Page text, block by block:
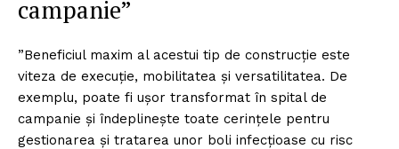
campanie”
”Beneficiul maxim al acestui tip de construcţie este
viteza de execuţie, mobilitatea şi versatilitatea. De
exemplu, poate fi uşor transformat în spital de
campanie şi îndeplineşte toate cerinţele pentru
gestionarea şi tratarea unor boli infecţioase cu risc